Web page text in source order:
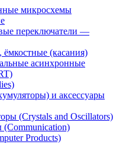
микросхемы
переключатели —
(касания)
асинхронные
и аксессуары
(Crystals and Oscillators)
Products)